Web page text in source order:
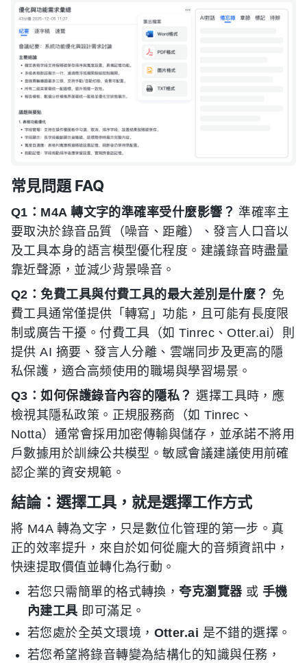
常見問題 FAQ
Q1：M4A 轉文字的準確率受什麼影響？ 準確率主
要取決於錄音品質（噪音、距離）、發言人口音以
及工具本身的語言模型優化程度。建議錄音時盡量
靠近聲源，並減少背景噪音。
Q2：免費工具與付費工具的最大差別是什麼？ 免
費工具通常僅提供「轉寫」功能，且可能有長度限
制或廣告干擾。付費工具（如 Tinrec、Otter.ai）則
提供 AI 摘要、發言人分離、雲端同步及更高的隱
私保護，適合高频使用的職場與學習場景。
Q3：如何保護錄音內容的隱私？ 選擇工具時，應
檢視其隱私政策。正規服務商（如 Tinrec、
Notta）通常會採用加密傳輸與儲存，並承諾不將用
戶數據用於訓練公共模型。敏感會議建議使用前確
認企業的資安規範。
結論：選擇工具，就是選擇工作方式
將 M4A 轉為文字，只是數位化管理的第一步。真
正的效率提升，來自於如何從龐大的音頻資訊中，
快速提取價值並轉化為行動。
若您只需簡單的格式轉換，夸克瀏覽器 或手機
內建工具 即可滿足。
若您處於全英文環境， Otter.ai 是不錯的選擇。
若您希望將錄音轉變為結構化的知識與任務，